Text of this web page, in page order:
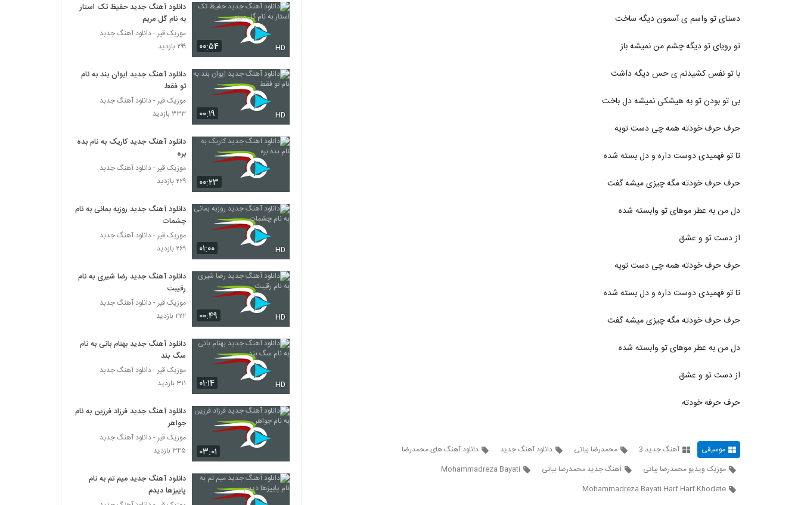
۵۸۷ بازدید
آهنگ حال خوب از علی شکراللهی(پاپ)
۶۴۵ بازدید
آهنگ سپهر خلسه بنام بی خواب
۱,۱۵۷ بازدید
دانلود آهنگ جدید و زیبای داریوش شجاع با نام
درد عمیق
۳,۳۱۷ بازدید
دانلود آهنگ فرهاد سخایی معجزه عشق
۷۳۱ بازدید
دانلود آهنگ رضا همتی دلشکسته
۱,۳۵۶ بازدید
Sarvari Kenaram Bemoun)
۵۰۴ بازدید
امیرحسین کاملی آهنگ عزیزمه
۴۷۳ بازدید
Mehdi Hashemi Naya Samtam
موزیک زیبای قصه عشق از حامد صفاپور
۵۵۲ بازدید
دانلود آهنگ یاسر ملک به من پشت کردی
۵۷۴ بازدید
دستای تو واسم ی آسمون دیگه ساخت
تو رویای تو دیگه چشم من نمیشه باز
با تو نفس کشیدنم ی حس دیگه داشت
بی تو بودن تو به هیشکی نمیشه دل باخت
حرف حرف خودته همه چی دست تویه
تا تو فهمیدی دوست داره و دل بسته شده
حرف حرف خودته مگه چیزی میشه گفت
دل من به عطر موهای تو وابسته شده
از دست تو و عشق
حرف حرف خودته همه چی دست تویه
تا تو فهمیدی دوست داره و دل بسته شده
حرف حرف خودته مگه چیزی میشه گفت
دل من به عطر موهای تو وابسته شده
از دست تو و عشق
حرف حرفه خودته
موسیقی آهنگ جدید 3 محمدرضا بیاتی دانلود آهنگ جدید
دانلود آهنگ های محمدرضا
موزیک ویدیو محمدرضا بیاتی
آهنگ جدید محمدرضا بیاتی
Mohammadreza Bayati
Mohammadreza Bayati Harf Harf Khodete
۰۰:۵۴ HD
دانلود آهنگ جدید حفیظ تک استار
به نام گل مریم
موزیک قیر - دانلود آهنگ جدبد
۲۹۹ بازدید
۰۰:۱۹ HD
دانلود آهنگ جدید ایوان بند به نام
تو فقط
موزیک قیر - دانلود آهنگ جدبد
۳۳۳ بازدید
۰۰:۲۳
دانلود آهنگ جدید کاریک به نام بده
بره
موزیک قیر - دانلود آهنگ جدبد
۲۲۹ بازدید
۰۱:۰۰ HD
دانلود آهنگ جدید روزبه بمانی به نام
چشمات
موزیک قیر - دانلود آهنگ جدبد
۲۶۹ بازدید
۰۰:۴۹ HD
دانلود آهنگ جدید رضا شیری به نام
رقیبت
موزیک قیر - دانلود آهنگ جدبد
۲۲۲ بازدید
۰۱:۱۴ HD
دانلود آهنگ جدید بهنام بانی به نام
سگ بند
موزیک قیر - دانلود آهنگ جدبد
۳۱۱ بازدید
۰۳:۰۱
دانلود آهنگ جدید فرزاد فرزین به نام
جواهر
موزیک قیر - دانلود آهنگ جدبد
۳۴۵ بازدید
دانلود آهنگ جدید میم تم به نام
پاییزها دیدم